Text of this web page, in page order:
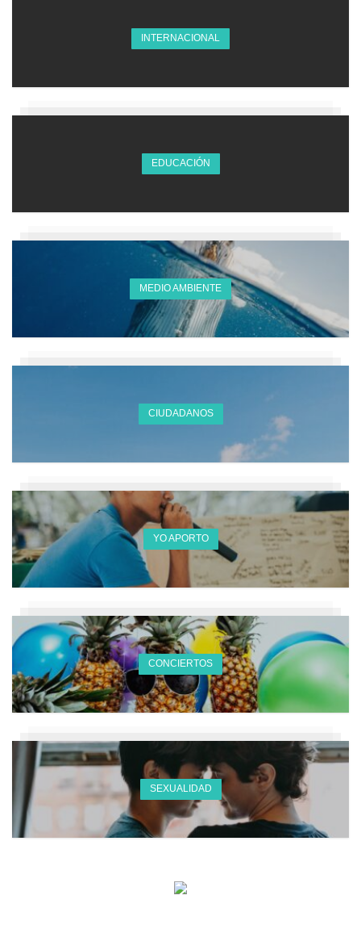
INTERNACIONAL
EDUCACIÓN
MEDIO AMBIENTE
CIUDADANOS
YO APORTO
CONCIERTOS
SEXUALIDAD